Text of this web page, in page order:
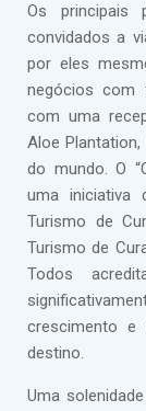
Os principais
convidados a
por eles
negócios com
com uma
Aloe
do mundo. O
uma iniciativa
Turismo de
Turismo de
Todos
crescimento e
destino.
Uma